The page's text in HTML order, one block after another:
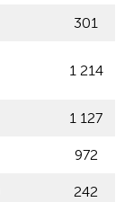
301
1 214
1 127
972
242